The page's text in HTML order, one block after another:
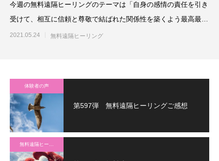
今週の無料遠隔ヒーリングのテーマは「自身の感情の責任を引き
受けて、相互に信頼と尊敬で結ばれた関係性を築くよう最高最善
に働きかける」です。参加
2021.05.24 無料遠隔ヒーリング
体験者の声
第597弾 無料遠隔ヒーリングご感想